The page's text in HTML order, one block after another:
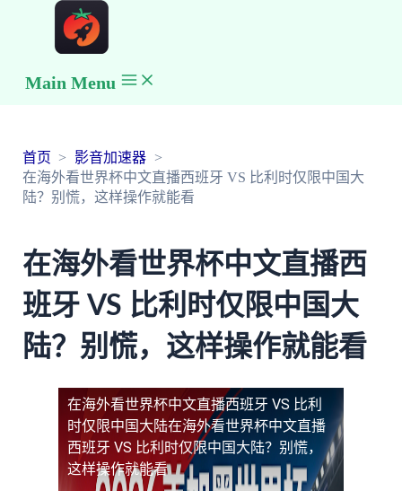
Main Menu
首页
影音加速器
在海外看世界杯中文直播西班牙 VS 比利时仅限中国大
陆？别慌，这样操作就能看
在海外看世界杯中文直播西
班牙 VS 比利时仅限中国大
陆？别慌，这样操作就能看
在海外看世界杯中文直播西班牙 VS 比利
时仅限中国大陆在海外看世界杯中文直播
西班牙 VS 比利时仅限中国大陆？别慌，
这样操作就能看